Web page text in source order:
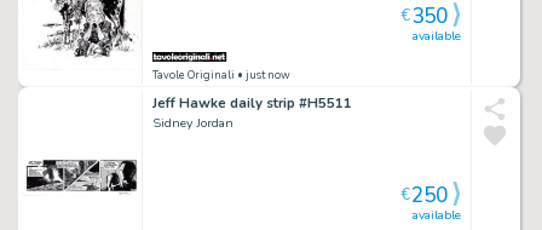
Tavole Originali • just now
available
€350
Jeff Hawke daily strip #H5511
Sidney Jordan
available
€250